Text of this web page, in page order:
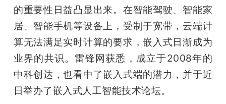
公
课
的重要性日益凸显出来。在智能驾驶、智能家
居、智能手机等设备上，受制于宽带，云端计
算无法满足实时计算的要求，嵌入式日渐成为
业界的共识。雷锋网获悉，成立于2008年的
中科创达，也看中了嵌入式端的潜力，并于近
日举办了嵌入式人工智能技术论坛。